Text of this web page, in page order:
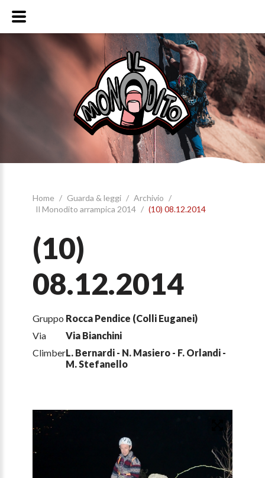
Home / Guarda & leggi / Archivio /
Il Monodito arrampica 2014 / (10) 08.12.2014
(10)
08.12.2014
Gruppo Rocca Pendice (Colli Euganei)
Via
Via Bianchini
ClimberL. Bernardi - N. Masiero - F. Orlandi -
M. Stefanello